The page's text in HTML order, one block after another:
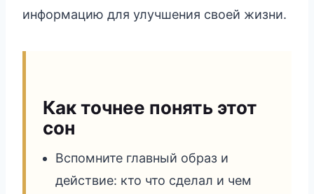
информацию для улучшения своей жизни.
Как точнее понять этот
сон
Вспомните главный образ и
действие: кто что сделал и чем